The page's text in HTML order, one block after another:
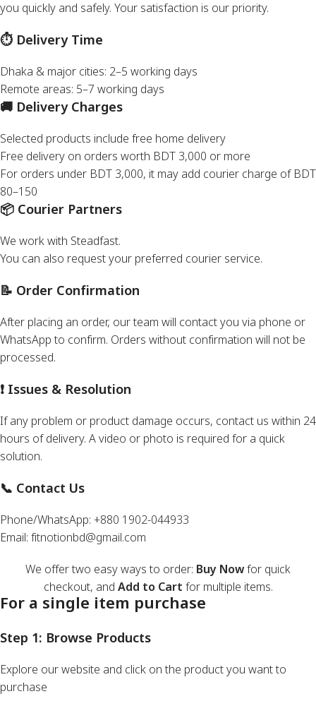
you quickly and safely. Your satisfaction is our priority.
⏱ Delivery Time
Dhaka & major cities: 2–5 working days
Remote areas: 5–7 working days
🚚 Delivery Charges
Selected products include free home delivery
Free delivery on orders worth BDT 3,000 or more
For orders under BDT 3,000, it may add courier charge of BDT
80–150
📦 Courier Partners
We work with Steadfast.
You can also request your preferred courier service.
📝 Order Confirmation
After placing an order, our team will contact you via phone or
WhatsApp to confirm. Orders without confirmation will not be
processed.
❗ Issues & Resolution
If any problem or product damage occurs, contact us within 24
hours of delivery. A video or photo is required for a quick
solution.
📞 Contact Us
Phone/WhatsApp: +880 1902-044933
Email: fitnotionbd@gmail.com
We offer two easy ways to order: Buy Nowfor quick
checkout, and Add to Cart for multiple items.
For a single item purchase
Step 1: Browse Products
Explore our website and click on the product you want to
purchase